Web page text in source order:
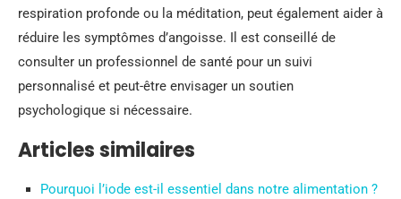
respiration profonde ou la méditation, peut également aider à
réduire les symptômes d’angoisse. Il est conseillé de
consulter un professionnel de santé pour un suivi
personnalisé et peut-être envisager un soutien
psychologique si nécessaire.
Articles similaires
Pourquoi l’iode est-il essentiel dans notre alimentation ?